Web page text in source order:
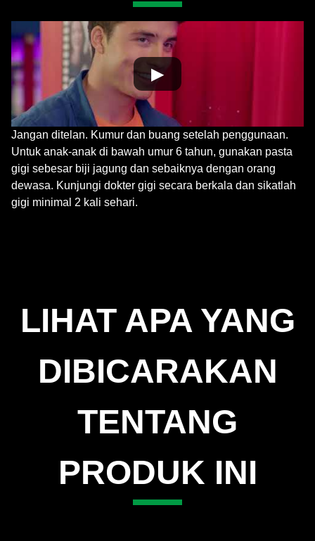
Citrus Limon Juice
Sodium Sulfate
Sodium Benzoate
Potassium Sorbate
CI 42090
CI 47005
▶
Jangan ditelan. Kumur dan buang setelah penggunaan.
Untuk anak-anak di bawah umur 6 tahun, gunakan pasta
gigi sebesar biji jagung dan sebaiknya dengan orang
dewasa. Kunjungi dokter gigi secara berkala dan sikatlah
gigi minimal 2 kali sehari.
LIHAT APA YANG
DIBICARAKAN
TENTANG
PRODUK INI